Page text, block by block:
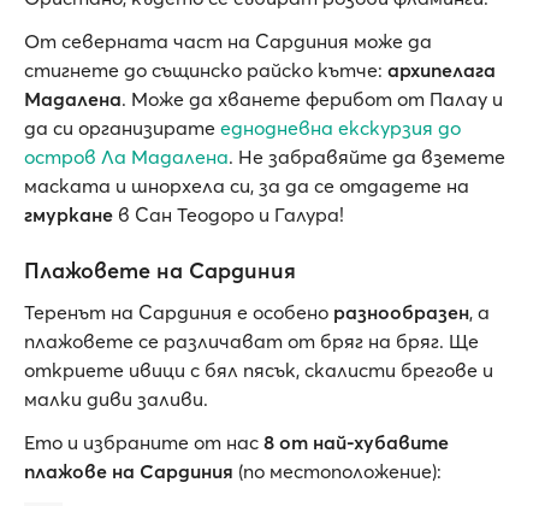
От северната част на Сардиния може да
стигнете до същинско райско кътче: архипелага
Мадалена. Може да хванете ферибот от Палау и
да си организирате еднодневна екскурзия до
остров Ла Мадалена. Не забравяйте да вземете
маската и шнорхела си, за да се отдадете на
гмуркане в Сан Теодоро и Галура!
Плажовете на Сардиния
Теренът на Сардиния е особено разнообразен, а
плажовете се различават от бряг на бряг. Ще
откриете ивици с бял пясък, скалисти брегове и
малки диви заливи.
Ето и избраните от нас 8 от най-хубавите
плажове на Сардиния (по местоположение):